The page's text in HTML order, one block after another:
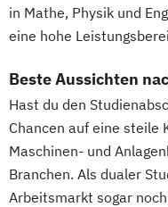
in Mathe, Physik und
eine hohe
Beste Aussichten
Hast du den
Chancen auf eine steile
Maschinen- und
Branchen. Als dualer
Arbeitsmarkt sogar